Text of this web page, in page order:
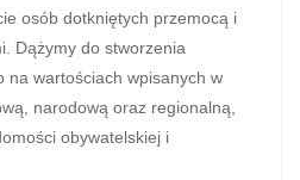
osób dotkniętych przemocą i
Dążymy do stworzenia
na wartościach wpisanych w
narodową oraz regionalną,
obywatelskiej i